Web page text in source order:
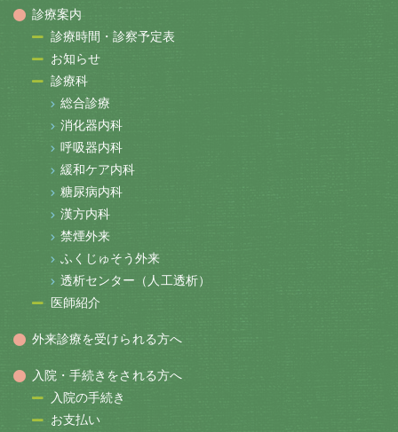
診療案内
診療時間・診察予定表
お知らせ
診療科
総合診療
消化器内科
呼吸器内科
緩和ケア内科
糖尿病内科
漢方内科
禁煙外来
ふくじゅそう外来
透析センター（人工透析）
医師紹介
外来診療を受けられる方へ
入院・手続きをされる方へ
入院の手続き
お支払い